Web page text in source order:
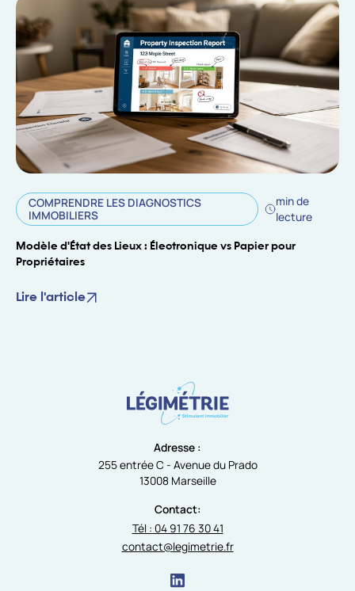
COMPRENDRE LES DIAGNOSTICS
IMMOBILIERS
min de
lecture
Modèle d'État des Lieux : Électronique vs Papier pour
Propriétaires
Lire l'article
Adresse :
255 entrée C - Avenue du Prado
13008 Marseille
Contact:
Tél : 04 91 76 30 41
contact@legimetrie.fr